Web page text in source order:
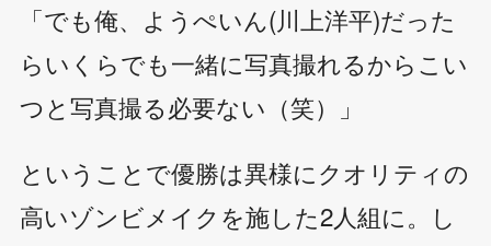
「でも俺、ようぺいん(川上洋平)だった
らいくらでも一緒に写真撮れるからこい
つと写真撮る必要ない（笑）」
ということで優勝は異様にクオリティの
高いゾンビメイクを施した2人組に。し